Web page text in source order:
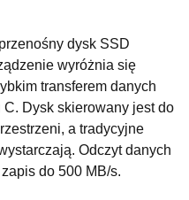
dysk SSD
wyróżnia się
transferem danych
Dysk skierowany jest do
a tradycyjne
Odczyt danych
do 500 MB/s.